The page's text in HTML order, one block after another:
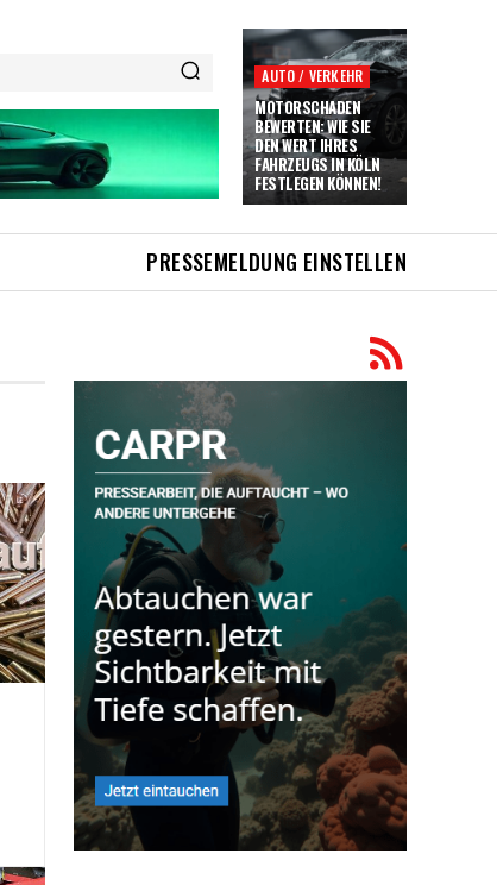
AUTO / VERKEHR
MOTORSCHADEN
BEWERTEN: WIE SIE
DEN WERT IHRES
FAHRZEUGS IN KÖLN
FESTLEGEN KÖNNEN!
PRESSEMELDUNG EINSTELLEN